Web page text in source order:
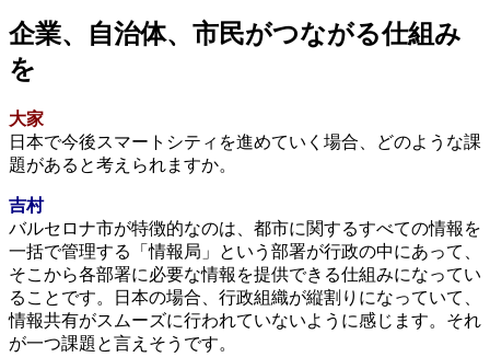
企業、自治体、市民がつながる仕組み
を
大家
日本で今後スマートシティを進めていく場合、どのような課
題があると考えられますか。
吉村
バルセロナ市が特徴的なのは、都市に関するすべての情報を
一括で管理する「情報局」という部署が行政の中にあって、
そこから各部署に必要な情報を提供できる仕組みになってい
ることです。日本の場合、行政組織が縦割りになっていて、
情報共有がスムーズに行われていないように感じます。それ
が一つ課題と言えそうです。